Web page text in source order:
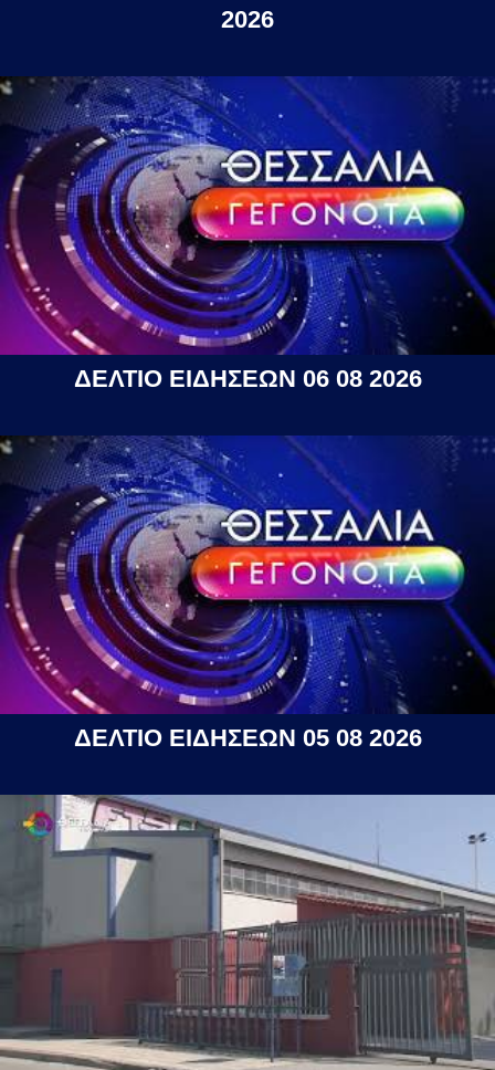
2026
ΔΕΛΤΙΟ ΕΙΔΗΣΕΩΝ 06 08 2026
ΔΕΛΤΙΟ ΕΙΔΗΣΕΩΝ 05 08 2026